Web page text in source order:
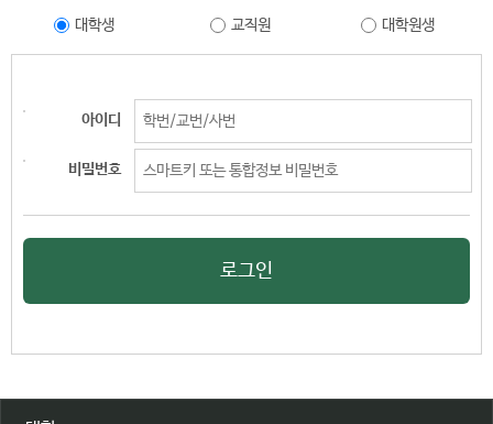
대학생 교직원 대학원생
아이디
비밀번호
로그인